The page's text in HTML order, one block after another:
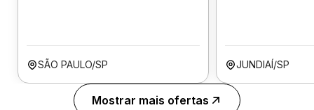
SÃO PAULO/SP JUNDIAÍ/SP
Mostrar mais ofertas